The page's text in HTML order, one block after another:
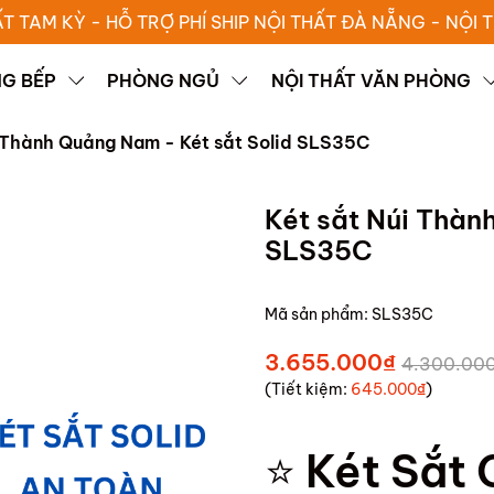
TAM KỲ - HỖ TRỢ PHÍ SHIP NỘI THẤT ĐÀ NẴNG - NỘI
BẾP PHÒNG NGỦ NỘI THẤT VĂN PHÒNG
Quảng Nam - Két sắt Solid SLS35C
Két sắt Núi
SLS35C
Mã sản phẩm: SLS35C
3.655.000₫
(Tiết kiệm: 645.000₫)
⭐ Két Sắt